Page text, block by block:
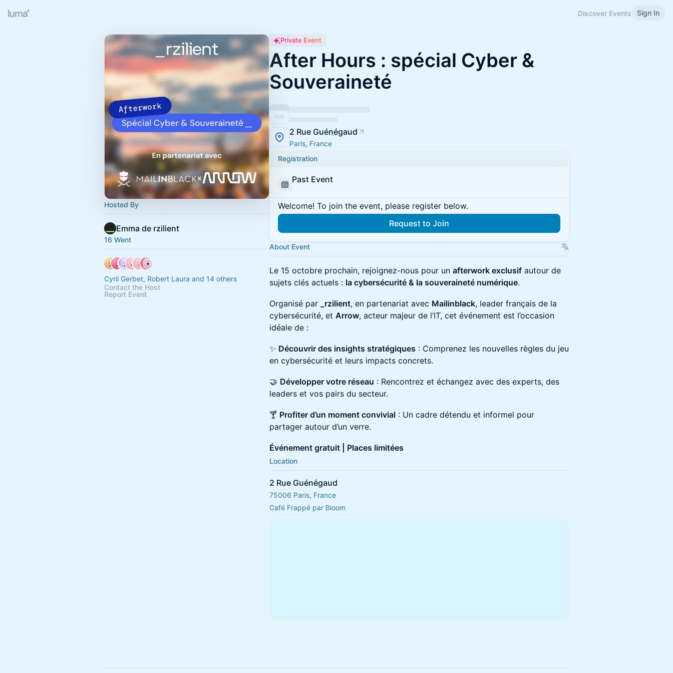
Discover Events Sign In
Hosted By
Emma de rzilient
16 Went
Cyril Gerbet, Robert Laura and 14 others
Contact the Host
Report Event
Private Event
After Hours : spécial Cyber &
Souveraineté
2 Rue Guénégaud
Paris, France
Registration
Past Event
Welcome! To join the event, please register below.
Request to Join
About Event
Le 15 octobre prochain, rejoignez-nous pour un afterwork exclusif autour de
sujets clés actuels : la cybersécurité & la souveraineté numérique.
Organisé par _rzilient, en partenariat avec Mailinblack, leader français de la
cybersécurité, et Arrow, acteur majeur de l’IT, cet événement est l’occasion
idéale de :
✨ Découvrir des insights stratégiques : Comprenez les nouvelles règles du jeu
en cybersécurité et leurs impacts concrets.
🤝 Développer votre réseau : Rencontrez et échangez avec des experts, des
leaders et vos pairs du secteur.
🍸 Profiter d’un moment convivial : Un cadre détendu et informel pour
partager autour d’un verre.
Événement gratuit | Places limitées
Location
2 Rue Guénégaud
75006 Paris, France
Café Frappé par Bloom